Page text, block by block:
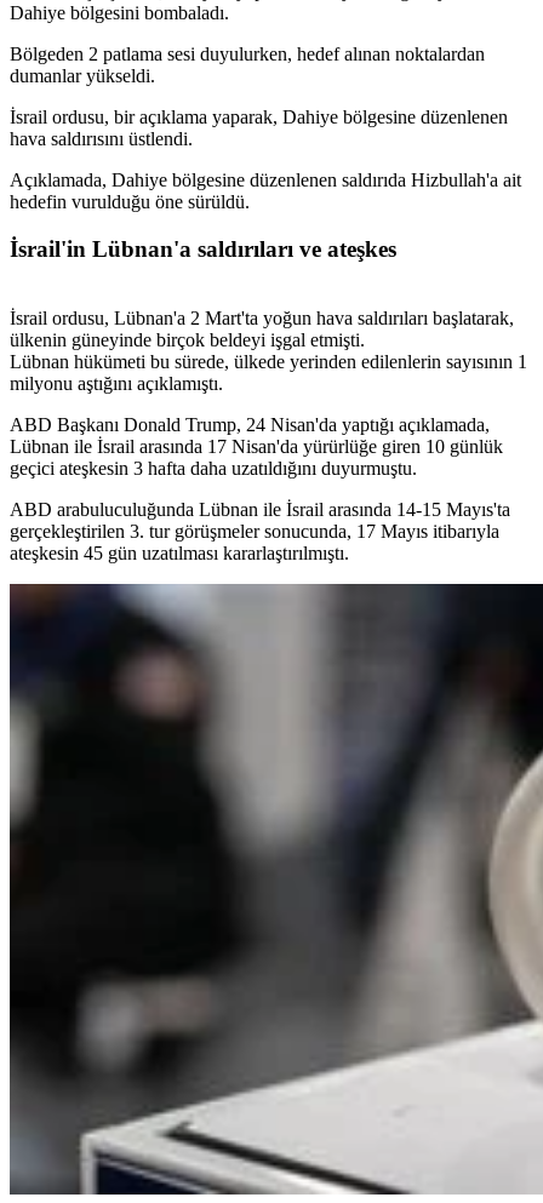
Dahiye bölgesini bombaladı.
Bölgeden 2 patlama sesi duyulurken, hedef alınan noktalardan
dumanlar yükseldi.
İsrail ordusu, bir açıklama yaparak, Dahiye bölgesine düzenlenen
hava saldırısını üstlendi.
Açıklamada, Dahiye bölgesine düzenlenen saldırıda Hizbullah'a ait
hedefin vurulduğu öne sürüldü.
İsrail'in Lübnan'a saldırıları ve ateşkes
İsrail ordusu, Lübnan'a 2 Mart'ta yoğun hava saldırıları başlatarak,
ülkenin güneyinde birçok beldeyi işgal etmişti.
Lübnan hükümeti bu sürede, ülkede yerinden edilenlerin sayısının 1
milyonu aştığını açıklamıştı.
ABD Başkanı Donald Trump, 24 Nisan'da yaptığı açıklamada,
Lübnan ile İsrail arasında 17 Nisan'da yürürlüğe giren 10 günlük
geçici ateşkesin 3 hafta daha uzatıldığını duyurmuştu.
ABD arabuluculuğunda Lübnan ile İsrail arasında 14-15 Mayıs'ta
gerçekleştirilen 3. tur görüşmeler sonucunda, 17 Mayıs itibarıyla
ateşkesin 45 gün uzatılması kararlaştırılmıştı.